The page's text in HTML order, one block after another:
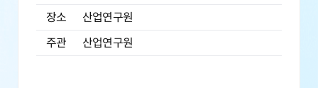
장소
산업연구원
주관
산업연구원